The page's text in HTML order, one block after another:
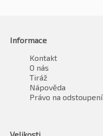
Informace
Kontakt
O nás
Tiráž
Nápověda
Právo na odstoupení
Velikosti